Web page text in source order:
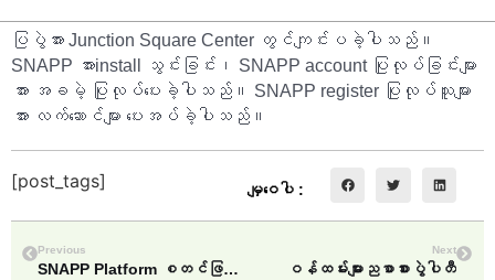
ပြပွဲအား Junction Square Center တွင်ကျင်းပခဲ့ပါသည်။
SNAPP အားinstall သွင်းခြင်း၊ SNAPP account ပြုလုပ်ခြင်းများ
အား အခမဲ့ ပြုလုပ်ပေးခဲ့ပါသည်။ SNAPP register ပြုလုပ်သူများ
အား လက်ဆောင်များ ပေးအပ်ခဲ့ပါသည်။
[post_tags] မျှဝေပါ :
Previous
SNAPP Platform စတင်ဖြန့်ဖြူးခြင်း
Next
ဝန်ထမ်းများညစာစားပွဲပါတီ